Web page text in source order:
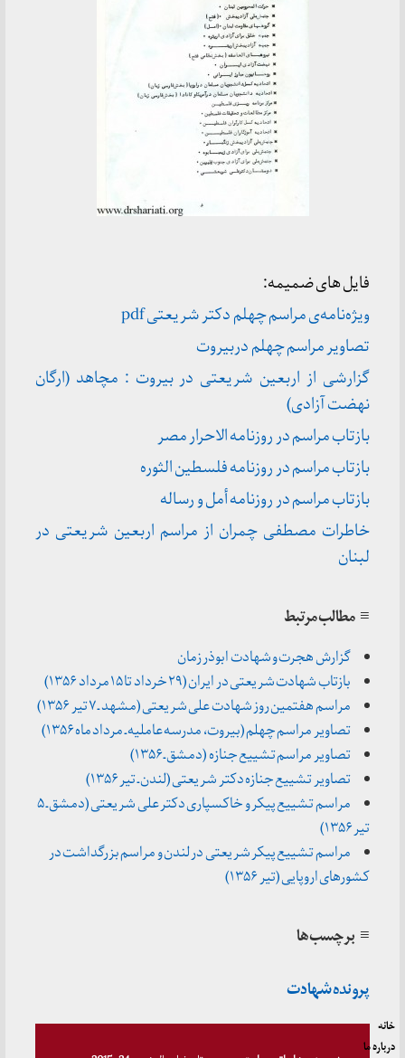
فایل های ضمیمه:
ویژه‌نامه‌ی مراسم چهلم دکتر شریعتی pdf
تصاویر مراسم چهلم دربیروت
گزارشی از اربعین شریعتی در بیروت : مچاهد (ارگان
نهضت آزادی)
بازتاب مراسم در روزنامه الاحرار مصر
بازتاب مراسم در روزنامه فلسطین الثوره
بازتاب مراسم در روزنامه أمل و رساله
خاطرات مصطفی چمران از مراسم اربعین شریعتی در
لبنان
≡ مطالب مرتبط
گزارش هجرت و شهادت ابوذر زمان
بازتاب شهادت شریعتی در ایران (۲۹ خرداد تا ۱۵ مرداد ۱۳۵۶)
مراسم هفتمین روز شهادت علی شریعتی (مشهد ـ ۷ تیر ۱۳۵۶)
تصاویر مراسم چهلم (بیروت، مدرسه عاملیه ـ مرداد ماه ۱۳۵۶)
تصاویر مراسم تشییع جنازه (دمشق ـ ۱۳۵۶)
تصاویر تشییع جنازه دکتر شریعتی (لندن ـ تیر ۱۳۵۶)
مراسم تشییع پیکر و خاکسپاری دکتر علی شریعتی (دمشق ـ ۵
تیر ۱۳۵۶)
مراسم تشییع پیکر شریعتی در لندن و مراسم بزرگداشت در
کشورهای اروپایی (تیر ۱۳۵۶)
≡ برچسب‌ها
پرونده شهادت
خانه
درباره ما